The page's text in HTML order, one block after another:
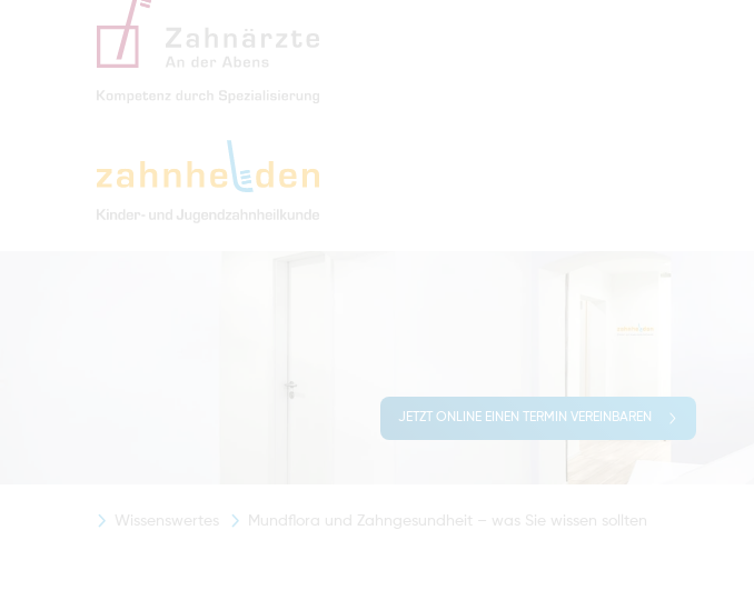
JETZT ONLINE EINEN TERMIN VEREINBAREN
Wissenswertes Mundflora und Zahngesundheit – was Sie wissen sollten